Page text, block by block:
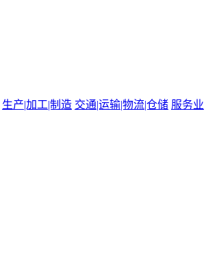
生产|加工|制造 交通|运输|物流|仓储 服务业